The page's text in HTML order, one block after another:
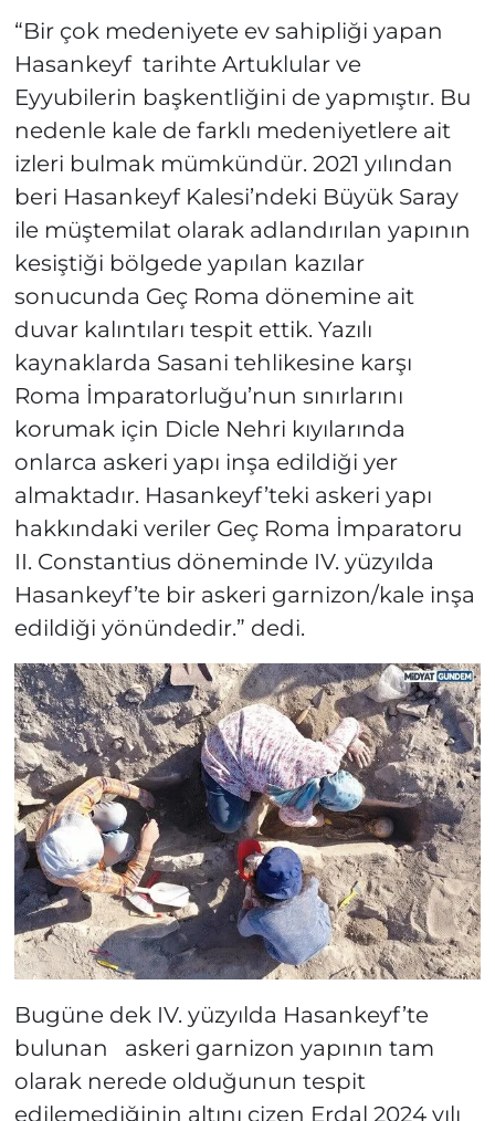
“Bir çok medeniyete ev sahipliği yapan
Hasankeyf tarihte Artuklular ve
Eyyubilerin başkentliğini de yapmıştır. Bu
nedenle kale de farklı medeniyetlere ait
izleri bulmak mümkündür. 2021 yılından
beri Hasankeyf Kalesi’ndeki Büyük Saray
ile müştemilat olarak adlandırılan yapının
kesiştiği bölgede yapılan kazılar
sonucunda Geç Roma dönemine ait
duvar kalıntıları tespit ettik. Yazılı
kaynaklarda Sasani tehlikesine karşı
Roma İmparatorluğu’nun sınırlarını
korumak için Dicle Nehri kıyılarında
onlarca askeri yapı inşa edildiği yer
almaktadır. Hasankeyf’teki askeri yapı
hakkındaki veriler Geç Roma İmparatoru
II. Constantius döneminde IV. yüzyılda
Hasankeyf’te bir askeri garnizon/kale inşa
edildiği yönündedir.” dedi.
Bugüne dek IV. yüzyılda Hasankeyf’te
bulunan askeri garnizon yapının tam
olarak nerede olduğunun tespit
edilemediğinin altını çizen Erdal 2024 yılı